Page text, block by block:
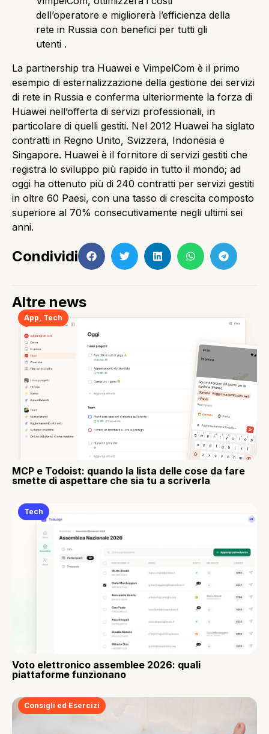
dell’operatore e migliorerà l’efficienza della
rete in Russia con benefici per tutti gli
utenti .
La partnership tra Huawei e VimpelCom è il primo
esempio di esternalizzazione della gestione dei servizi
di rete in Russia e conferma ulteriormente la forza di
Huawei nell’offerta di servizi professionali, in
particolare di quelli gestiti. Nel 2012 Huawei ha siglato
contratti in Regno Unito, Svizzera, Indonesia e
Singapore. Huawei è il fornitore di servizi gestiti che
registra lo sviluppo più rapido in tutto il mondo; ad
oggi ha ottenuto più di 240 contratti per servizi gestiti
in oltre 60 Paesi, con una tasso di crescita composto
superiore al 70% consecutivamente negli ultimi sei
anni.
Condividi
Altre news
App, Tech
MCP e Todoist: quando la lista delle cose da fare
smette di aspettare che sia tu a scriverla
Tech
Voto elettronico assemblee 2026: quali
piattaforme funzionano
Consigli ed Esercizi